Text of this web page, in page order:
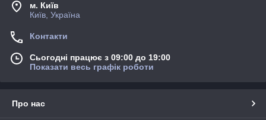
м. Київ
Київ, Україна
Контакти
Сьогодні працює з 09:00 до 19:00
Показати весь графік роботи
Про нас